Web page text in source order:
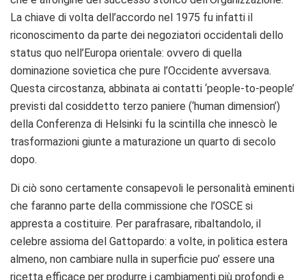
La chiave di volta dell’accordo nel 1975 fu infatti il
riconoscimento da parte dei negoziatori occidentali dello
status quo nell’Europa orientale: ovvero di quella
dominazione sovietica che pure l’Occidente avversava.
Questa circostanza, abbinata ai contatti ‘people-to-people’
previsti dal cosiddetto terzo paniere (‘human dimension’)
della Conferenza di Helsinki fu la scintilla che innescò le
trasformazioni giunte a maturazione un quarto di secolo
dopo.
Di ciò sono certamente consapevoli le personalità eminenti
che faranno parte della commissione che l’OSCE si
appresta a costituire. Per parafrasare, ribaltandolo, il
celebre assioma del Gattopardo: a volte, in politica estera
almeno, non cambiare nulla in superficie puo’ essere una
ricetta efficace per produrre i cambiamenti più profondi e